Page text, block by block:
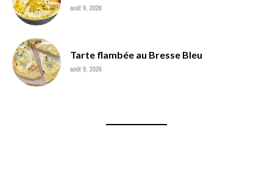
août 9, 2026
Tarte flambée au Bresse Bleu
août 9, 2026